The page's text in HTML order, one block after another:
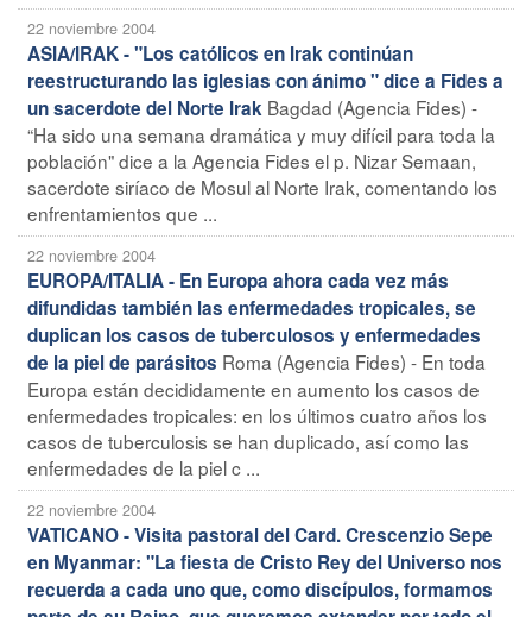
22 noviembre 2004
ASIA/IRAK - "Los católicos en Irak continúan
reestructurando las iglesias con ánimo " dice a Fides a
un sacerdote del Norte Irak Bagdad (Agencia Fides) -
“Ha sido una semana dramática y muy difícil para toda la
población" dice a la Agencia Fides el p. Nizar Semaan,
sacerdote siríaco de Mosul al Norte Irak, comentando los
enfrentamientos que ...
22 noviembre 2004
EUROPA/ITALIA - En Europa ahora cada vez más
difundidas también las enfermedades tropicales, se
duplican los casos de tuberculosos y enfermedades
de la piel de parásitos Roma (Agencia Fides) - En toda
Europa están decididamente en aumento los casos de
enfermedades tropicales: en los últimos cuatro años los
casos de tuberculosis se han duplicado, así como las
enfermedades de la piel c ...
22 noviembre 2004
VATICANO - Visita pastoral del Card. Crescenzio Sepe
en Myanmar: "La fiesta de Cristo Rey del Universo nos
recuerda a cada uno que, como discípulos, formamos